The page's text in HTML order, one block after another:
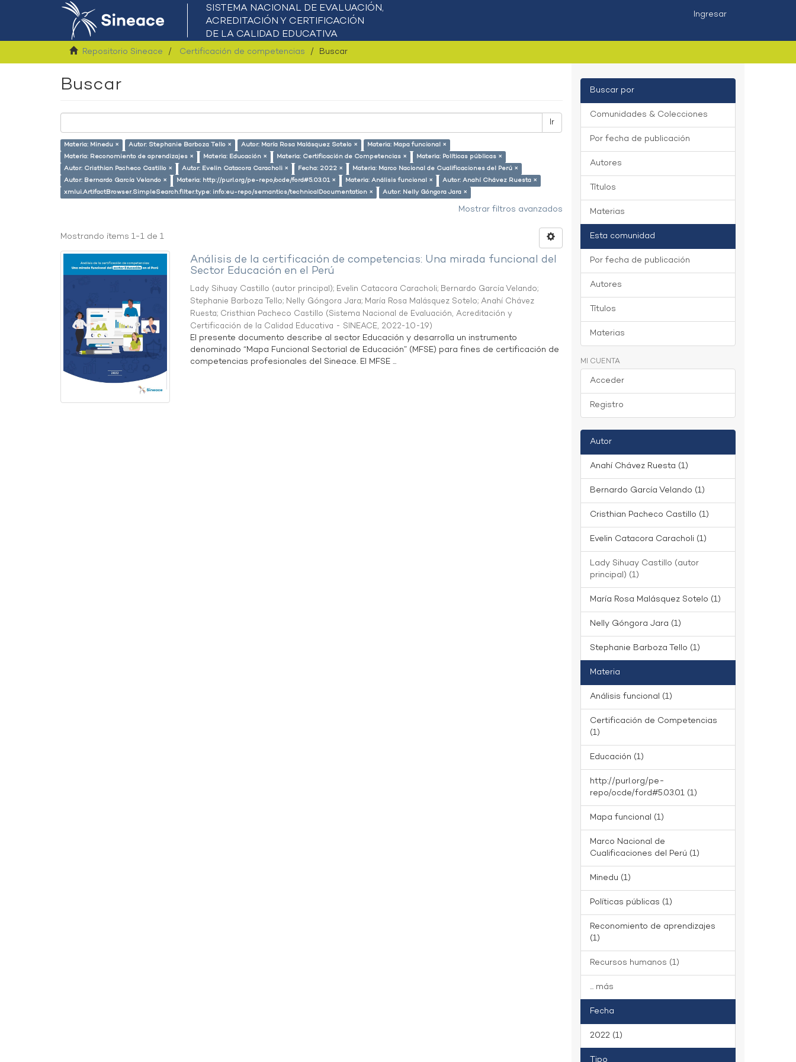
Ingresar
Repositorio Sineace Certificación de competencias Buscar
Buscar
Ir
Materia: Minedu × Autor: Stephanie Barboza Tello × Autor: María Rosa Malásquez Sotelo ×
Materia: Mapa funcional ×
Materia: Reconomiento de aprendizajes ×
Materia: Educación × Materia: Certificación de Competencias ×
Materia: Políticas públicas ×
Autor: Cristhian Pacheco Castillo ×
Autor: Evelin Catacora Caracholi × Fecha: 2022 ×
Materia: Marco Nacional de Cualificaciones del Perú ×
Autor: Bernardo García Velando ×
Materia: http://purl.org/pe-repo/ocde/ford#5.03.01 × Materia: Análisis funcional ×
Autor: Anahí Chávez Ruesta ×
xmlui.ArtifactBrowser.SimpleSearch.filter.type: info:eu-repo/semantics/technicalDocumentation ×
Autor: Nelly Góngora Jara ×
Mostrar filtros avanzados
Mostrando ítems 1-1 de 1
Análisis de la certificación de competencias: Una mirada funcional del
Sector Educación en el Perú
Lady Sihuay Castillo (autor principal); Evelin Catacora Caracholi; Bernardo García Velando;
Stephanie Barboza Tello; Nelly Góngora Jara; María Rosa Malásquez Sotelo;Anahí Chávez
Ruesta; Cristhian Pacheco Castillo (Sistema Nacional de Evaluación, Acreditación y
Certificación de la Calidad Educativa - SINEACE, 2022-10-19)
El presente documento describe al sector Educación y desarrolla un instrumento
denominado “Mapa Funcional Sectorial de Educación” (MFSE) para fines de certificación de
competencias profesionales del Sineace. El MFSE ...
Buscar por
Comunidades & Colecciones
Por fecha de publicación
Autores
Títulos
Materias
Esta comunidad
Por fecha de publicación
Autores
Títulos
Materias
MI CUENTA
Acceder
Registro
Autor
Anahí Chávez Ruesta (1)
Bernardo García Velando (1)
Cristhian Pacheco Castillo (1)
Evelin Catacora Caracholi (1)
Lady Sihuay Castillo (autor
principal) (1)
María Rosa Malásquez Sotelo (1)
Nelly Góngora Jara (1)
Stephanie Barboza Tello (1)
Materia
Análisis funcional (1)
Certificación de Competencias
(1)
Educación (1)
http://purl.org/pe-
repo/ocde/ford#5.03.01 (1)
Mapa funcional (1)
Marco Nacional de
Cualificaciones del Perú (1)
Minedu (1)
Políticas públicas (1)
Reconomiento de aprendizajes
(1)
Recursos humanos (1)
... más
Fecha
2022 (1)